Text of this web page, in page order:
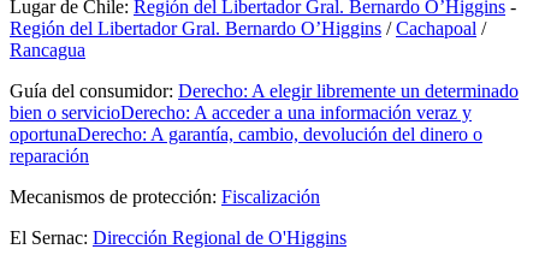
Lugar de Chile: Región del Libertador Gral. Bernardo O’Higgins -
Región del Libertador Gral. Bernardo O’Higgins /Cachapoal /
Rancagua
Guía del consumidor: Derecho: A elegir libremente un determinado
bien o servicioDerecho: A acceder a una información veraz y
oportunaDerecho: A garantía, cambio, devolución del dinero o
reparación
Mecanismos de protección: Fiscalización
El Sernac: Dirección Regional de O'Higgins